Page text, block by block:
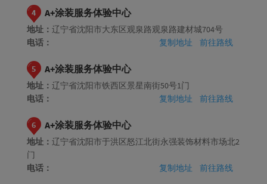
4 A+涂装服务体验中心
地址： 辽宁省沈阳市大东区观泉路观泉路建材城704号
电话：
前往路线
复制地址
5 A+涂装服务体验中心
地址： 辽宁省沈阳市铁西区景星南街50号1门
电话：
前往路线
复制地址
6 A+涂装服务体验中心
地址： 辽宁省沈阳市于洪区怒江北街永强装饰材料市场北2
门
电话：
前往路线
复制地址